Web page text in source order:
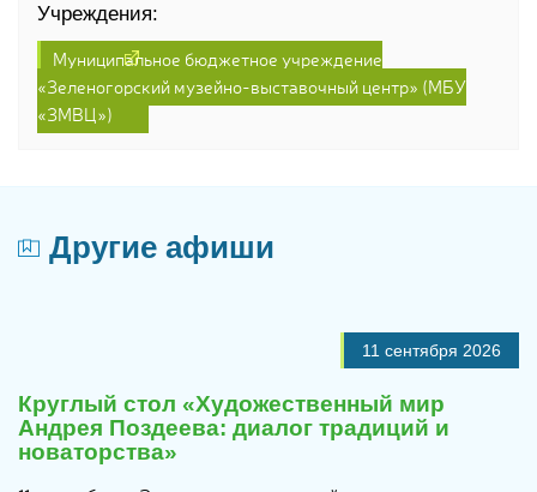
Учреждения:
Муниципальное бюджетное учреждение
«Зеленогорский музейно-выставочный центр» (МБУ
«ЗМВЦ»)
Другие афиши
11 сентября 2026
Круглый стол «Художественный мир
Андрея Поздеева: диалог традиций и
новаторства»